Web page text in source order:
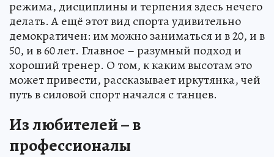
режима, дисциплины и терпения здесь нечего
делать. А ещё этот вид спорта удивительно
демократичен: им можно заниматься и в 20, и в
50, и в 60 лет. Главное – разумный подход и
хороший тренер. О том, к каким высотам это
может привести, рассказывает иркутянка, чей
путь в силовой спорт начался с танцев.
Из любителей – в
профессионалы